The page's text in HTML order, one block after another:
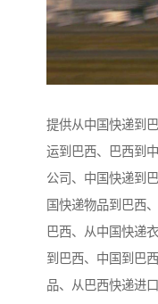
提供从中国快递到
运到巴西、巴西到
公司、中国快递到
国快递物品到巴西
巴西、从中国快递
到巴西、中国到巴
品、从巴西快递进